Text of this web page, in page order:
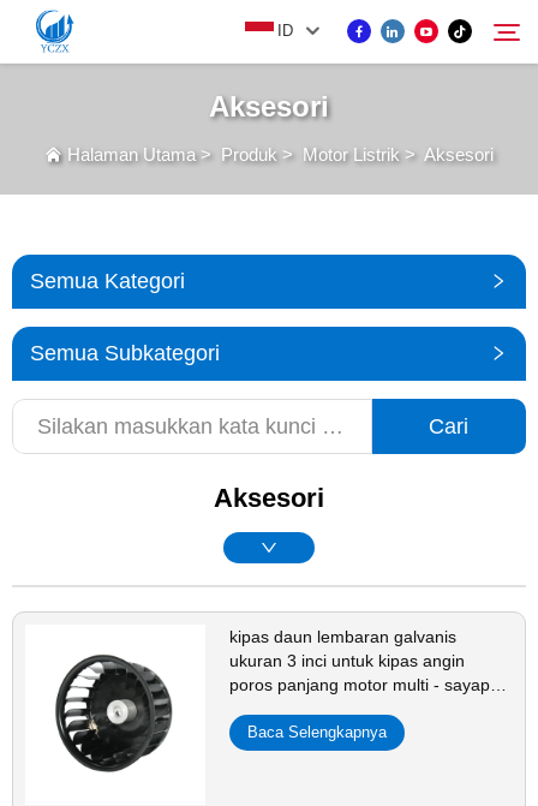
ID
PRODUK
BERITA
HUBUNGI KAMI
Aksesori
Halaman Utama> Produk > Motor Listrik > Aksesori
Semua Kategori
Semua Subkategori
Cari
Aksesori
kipas daun lembaran galvanis
ukuran 3 inci untuk kipas angin
poros panjang motor multi - sayap
Baca Selengkapnya